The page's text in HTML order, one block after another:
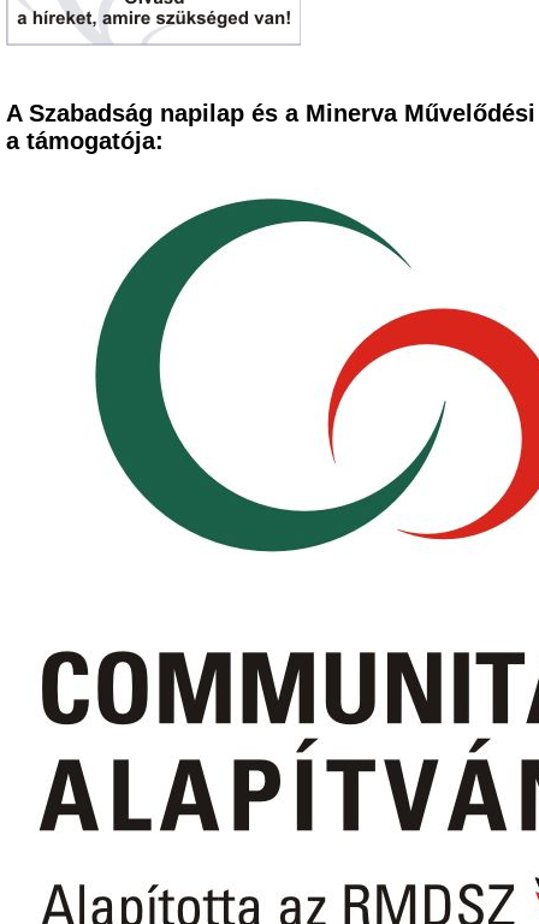
A Szabadság napilap és a Minerva
a támogatója: